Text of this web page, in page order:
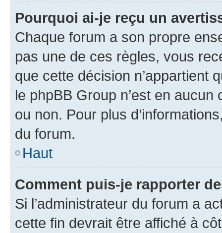
Pourquoi ai-je reçu un
Chaque forum a son propre
pas une de ces règles, vous
que cette décision n’appartient
le phpBB Group n’est en
ou non. Pour plus
du forum.
Haut
Comment puis-je rapporter
Si l’administrateur du forum a
cette fin devrait être affiché à